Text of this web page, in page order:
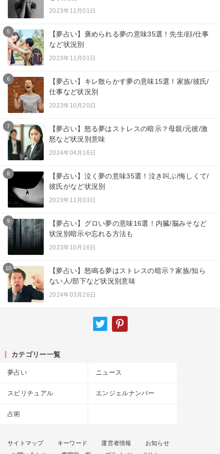
2023年11月01日
5
【夢占い】褒められる夢の意味35選！先生/顔/仕事
など状況別
2023年11月01日
6
【夢占い】キレ散らかす夢の意味15選！家族/彼氏/
仕事など状況別
2023年10月20日
7
【夢占い】怒る夢はストレスの暗示？母親/元彼/激
怒など状況別意味
2024年04月16日
8
【夢占い】泣く夢の意味35選！泣き叫ぶ/悔しくて/
彼氏がなど状況別
2023年11月03日
9
【夢占い】グロい夢の意味16選！内臓/脳みそなど
状況別暗示や忘れる方法も
2023年10月16日
10
【夢占い】怒鳴る夢はストレスの暗示？家族/知ら
ない人/部下など状況別意味
2024年03月26日
カテゴリー一覧
夢占い ニュース
スピリチュアル エンジェルナンバー
占術
サイトマップ キーワード 運営者情報
お知らせ